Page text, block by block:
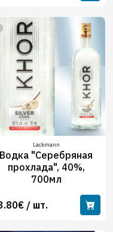
Lackmann
Водка "Серебряная
прохлада", 40%,
700мл
/ шт.